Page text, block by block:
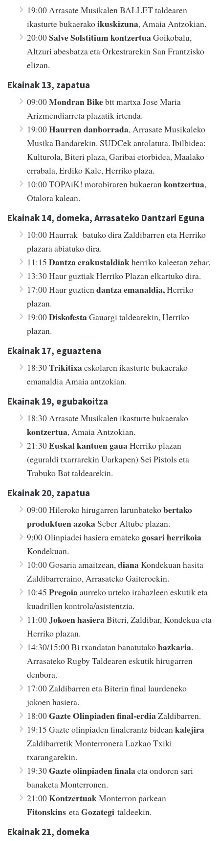
19:00 Arrasate Musikalen BALLET taldearen
ikasturte bukaerakoikuskizuna, Amaia Antzokian.
20:00Salve Solstitium kontzertuaGoikobalu,
Altzuri abesbatza eta Orkestrarekin San Frantzisko
elizan.
Ekainak 13, zapatua
09:00Mondran Bikebtt martxa Jose Maria
Arizmendiarreta plazatik irtenda.
19:00Haurren danborrada, Arrasate Musikaleko
Musika Bandarekin. SUDCek antolatuta. Ibilbidea:
Kulturola, Biteri plaza, Garibai etorbidea, Maalako
errabala, Erdiko Kale, Herriko plaza.
10:00 TOPAiK! motobiraren bukaerankontzertua,
Otalora kalean.
Ekainak 14, domeka, Arrasateko Dantzari Eguna
10:00 Haurrak batuko dira Zaldibarren eta Herriko
plazara abiatuko dira.
11:15 Dantza erakustaldiakherriko kaleetan zehar.
13:30 Haur guztiak Herriko Plazan elkartuko dira.
17:00 Haur guztiendantza emanaldia,Herriko
plazan.
19:00DiskofestaGauargi taldearekin, Herriko
plazan.
Ekainak 17, eguaztena
18:30Trikitixaeskolaren ikasturte bukaerako
emanaldia Amaia antzokian.
Ekainak 19, egubakoitza
18:30 Arrasate Musikalen ikasturte bukaerako
kontzertua, Amaia Antzokian.
21:30Euskal kantuen gauaHerriko plazan
(eguraldi txarrarekin Uarkapen) Sei Pistols eta
Trabuko Bat taldearekin.
Ekainak 20, zapatua
09:00 Hileroko hirugarren larunbatekobertako
produktuen azokaSeber Altube plazan.
9:00 Olinpiadei hasiera ematekogosari herrikoia
Kondekuan.
10:00 Gosaria amaitzean,dianaKondekuan hasita
Zaldibarreraino, Arrasateko Gaiteroekin.
10:45 Pregoiaaurreko urteko irabazleen eskutik eta
kuadrillen kontrola/asistentzia.
11:00Jokoen hasieraBiteri, Zaldibar, Kondekua eta
Herriko plazan.
14:30/15:00 Bi txandatan banatutakobazkaria.
Arrasateko Rugby Taldearen eskutik hirugarren
denbora.
17:00 Zaldibarren eta Biterin final laurdeneko
jokoen hasiera.
18:00Gazte Olinpiaden final-erdiaZaldibarren.
19:15 Gazte olinpiaden finalerantz bideankalejira
Zaldibarretik Monterronera Lazkao Txiki
txarangarekin.
19:30Gazte olinpiaden finalaeta ondoren sari
banaketa Monterronen.
21:00KontzertuakMonterron parkean
Fitonskins etaGozategi taldeekin.
Ekainak 21, domeka